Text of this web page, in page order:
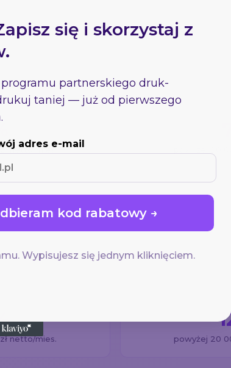
netto/mies. powyżej 20
netto/mies. powyżej 20
się i skorzystaj z
partnerskiego druk-
taniej — już od pierwszego
adres e-mail
kod rabatowy →
Wypisujesz się jednym kliknięciem.